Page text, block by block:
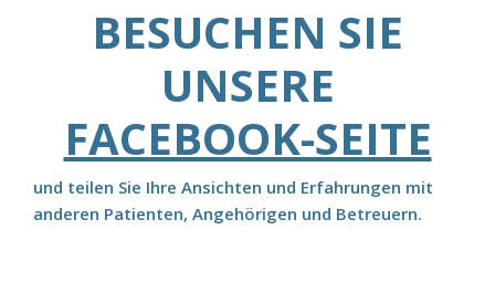
BESUCHEN SIE
UNSERE
FACEBOOK-SEITE
und teilen Sie Ihre Ansichten und Erfahrungen mit
anderen Patienten, Angehörigen und Betreuern.